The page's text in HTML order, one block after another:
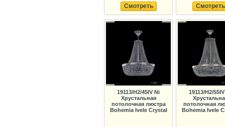
Смотреть Смотреть
19113/H2/45IV Ni
Хрустальная
потолочная люстра
Bohemia Ivele Crystal
19113/H2/
потолочная
Bohemia Ivele